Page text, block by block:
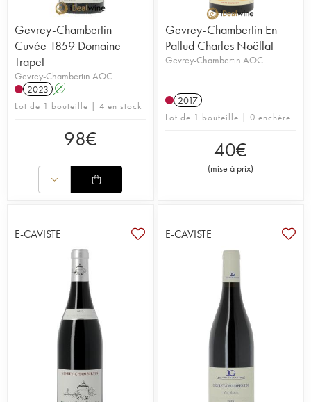
Gevrey-Chambertin
Cuvée 1859 Domaine
Trapet
Gevrey-Chambertin AOC
2023 A
Lot de 1 bouteille | 4 en stock
98€
Gevrey-Chambertin En
Pallud Charles Noëllat
Gevrey-Chambertin AOC
2017
Lot de 1 bouteille | 0 enchère
40€
(mise à prix)
E-CAVISTE E-CAVISTE